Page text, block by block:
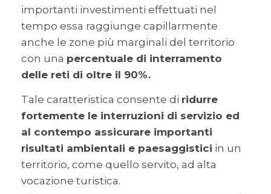
importanti investimenti effettuati nel
tempo essa raggiunge capillarmente
anche le zone più marginali del territorio
con una percentuale di interramento
delle reti di oltre il 90%.
Tale caratteristica consente di ridurre
fortemente le interruzioni di servizio ed
al contempo assicurare importanti
risultati ambientali e paesaggistici in un
territorio, come quello servito, ad alta
vocazione turistica.